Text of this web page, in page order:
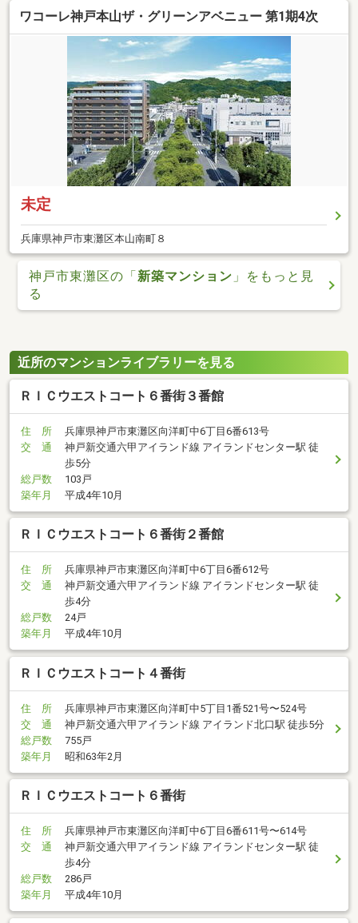
ワコーレ神戸本山ザ・グリーンアベニュー 第1期4次
未定
兵庫県神戸市東灘区本山南町８
神戸市東灘区の「新築マンション 」をもっと見
る
近所のマンションライブラリーを見る
ＲＩＣウエストコート６番街３番館
住 所
兵庫県神戸市東灘区向洋町中6丁目6番613号
交 通
神戸新交通六甲アイランド線 アイランドセンター駅 徒
歩5分
総戸数
103戸
築年月
平成4年10月
ＲＩＣウエストコート６番街２番館
住 所
兵庫県神戸市東灘区向洋町中6丁目6番612号
交 通
神戸新交通六甲アイランド線 アイランドセンター駅 徒
歩4分
総戸数
24戸
築年月
平成4年10月
ＲＩＣウエストコート４番街
住 所
兵庫県神戸市東灘区向洋町中5丁目1番521号〜524号
交 通
神戸新交通六甲アイランド線 アイランド北口駅 徒歩5分
総戸数
755戸
築年月
昭和63年2月
ＲＩＣウエストコート６番街
住 所
兵庫県神戸市東灘区向洋町中6丁目6番611号〜614号
交 通
神戸新交通六甲アイランド線 アイランドセンター駅 徒
歩4分
総戸数
286戸
築年月
平成4年10月